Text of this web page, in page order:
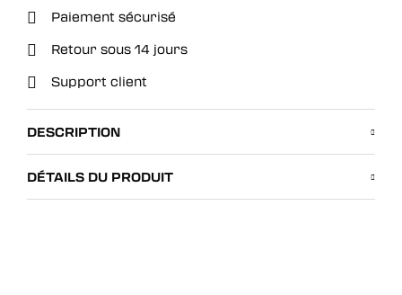
Paiement sécurisé
Retour sous 14 jours
Support client
DESCRIPTION
DÉTAILS DU PRODUIT